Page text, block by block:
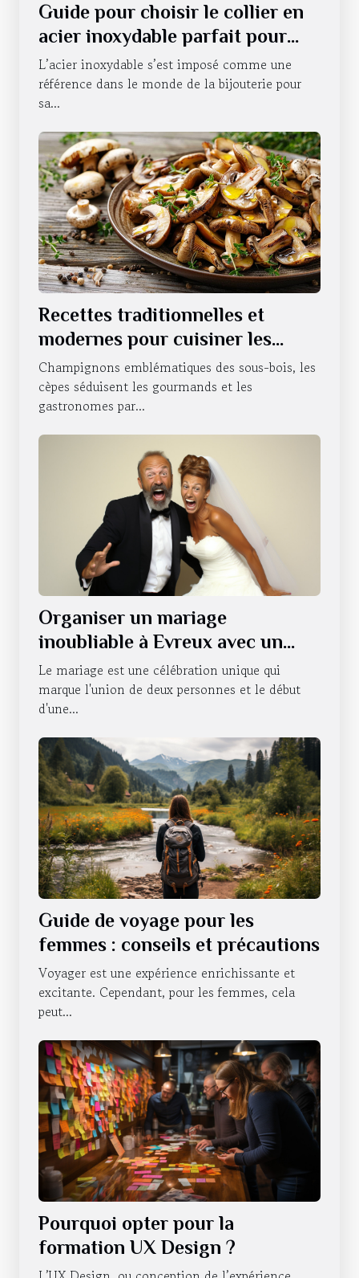
Guide pour choisir le collier en
acier inoxydable parfait pour
chaque occasion
L’acier inoxydable s’est imposé comme une
référence dans le monde de la bijouterie pour
sa...
Recettes traditionnelles et
modernes pour cuisiner les
cèpes
Champignons emblématiques des sous-bois, les
cèpes séduisent les gourmands et les
gastronomes par...
Organiser un mariage
inoubliable à Evreux avec un
photobooth
Le mariage est une célébration unique qui
marque l'union de deux personnes et le début
d'une...
Guide de voyage pour les
femmes : conseils et précautions
Voyager est une expérience enrichissante et
excitante. Cependant, pour les femmes, cela
peut...
Pourquoi opter pour la
formation UX Design ?